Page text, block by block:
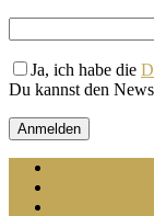
Ja, ich habe die
Du kannst den